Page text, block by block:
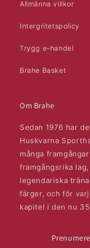
Allmänna villkor
Intergritetspolicy
Trygg e-handel
Brahe Basket
Om Brahe
Sedan 1976 har
Huskvarna
många
framgångsrika
legendariska
färger, och för
kapitel i den nu